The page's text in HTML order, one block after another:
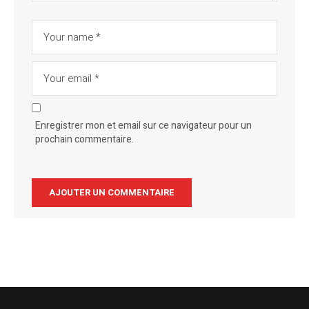
Enregistrer mon et email sur ce navigateur pour un
prochain commentaire.